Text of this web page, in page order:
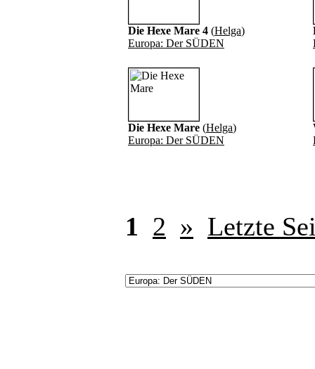
Die Hexe Mare 4 (Helga)
Europa: Der SÜDEN
Die Hexe Mare (Helga)
Europa: Der SÜDEN
1 2 » Letzte